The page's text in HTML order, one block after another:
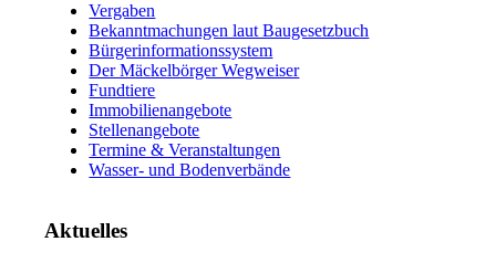
Vergaben
Bekanntmachungen laut Baugesetzbuch
Bürgerinformationssystem
Der Mäckelbörger Wegweiser
Fundtiere
Immobilienangebote
Stellenangebote
Termine & Veranstaltungen
Wasser- und Bodenverbände
Aktuelles